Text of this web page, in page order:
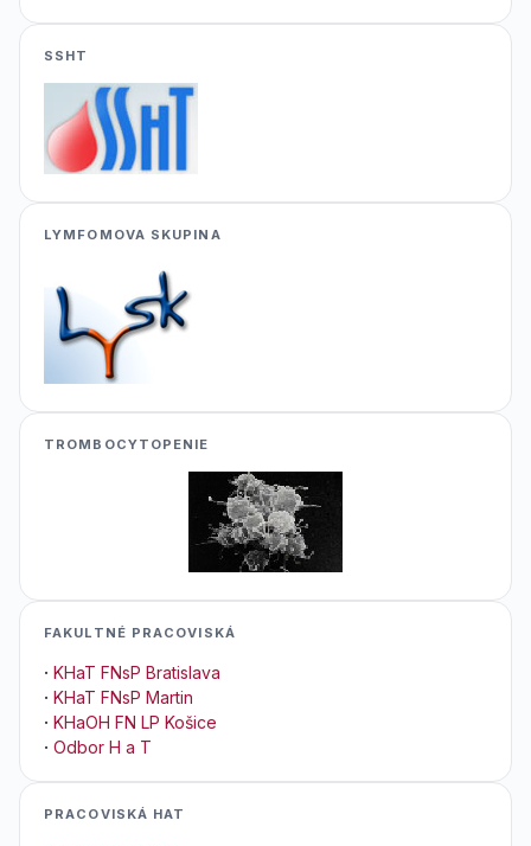
SSHT
LYMFOMOVA SKUPINA
TROMBOCYTOPENIE
FAKULTNÉ PRACOVISKÁ
· KHaT FNsP Bratislava
· KHaT FNsP Martin
· KHaOH FN LP Košice
· Odbor H a T
PRACOVISKÁ HAT